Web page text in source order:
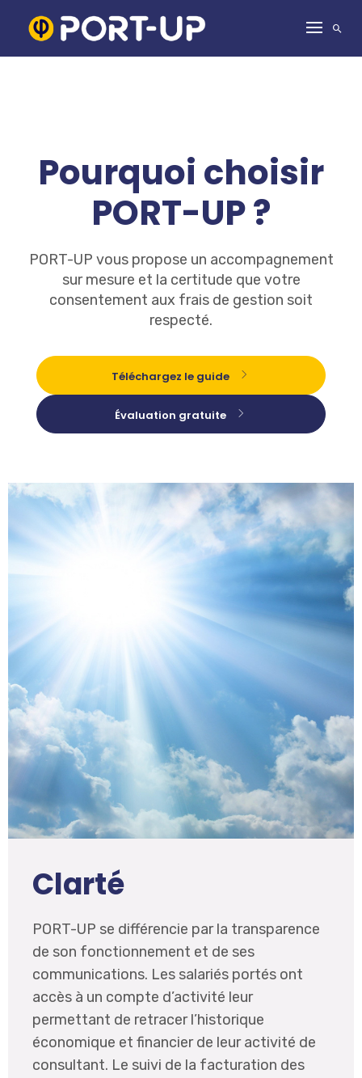
p
Pourquoi choisir
PORT-UP ?
PORT-UP vous propose un accompagnement
sur mesure et la certitude que votre
consentement aux frais de gestion soit
respecté.
Téléchargez le guide
Évaluation gratuite
Clarté
PORT-UP se différencie par la transparence
de son fonctionnement et de ses
communications. Les salariés portés ont
accès à un compte d’activité leur
permettant de retracer l’historique
économique et financier de leur activité de
consultant. Le suivi de la facturation des